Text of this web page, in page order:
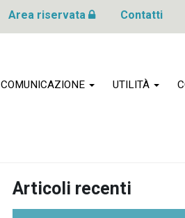
Area riservata Contatti
COMUNICAZIONE UTILITÀ
Articoli recenti